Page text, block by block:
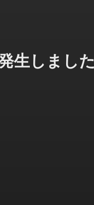
生しました